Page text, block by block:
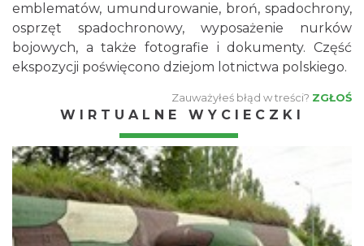
emblematów, umundurowanie, broń, spadochrony,
osprzęt spadochronowy, wyposażenie nurków
bojowych, a także fotografie i dokumenty. Część
ekspozycji poświęcono dziejom lotnictwa polskiego.
Zauważyłeś błąd w treści? ZGŁOŚ
WIRTUALNE WYCIECZKI